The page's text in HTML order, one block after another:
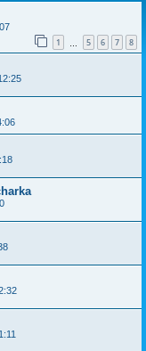
1 5 6 7 8